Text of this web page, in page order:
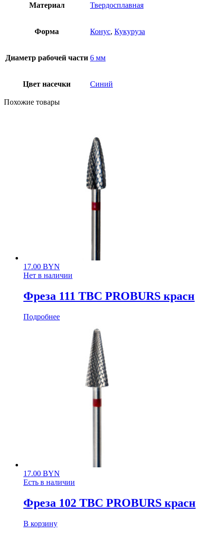
Материал Твердосплавная
Форма Конус, Кукуруза
Диаметр рабочей части 6 мм
Цвет насечки Синий
Похожие товары
17.00 BYN
Нет в наличии
Фреза 111 ТВС PROBURS красн
Подробнее
17.00 BYN
Есть в наличии
Фреза 102 ТВС PROBURS красн
В корзину